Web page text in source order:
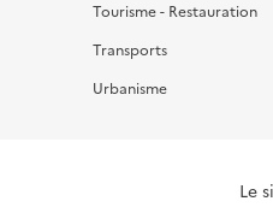
Tourisme - Restauration
Transports
Urbanisme
Le